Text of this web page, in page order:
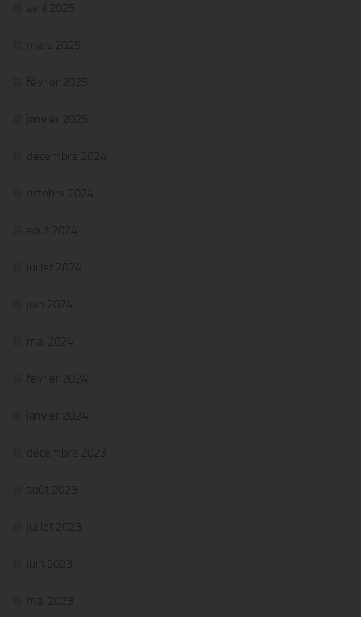
avril 2025
mars 2025
février 2025
janvier 2025
décembre 2024
octobre 2024
août 2024
juillet 2024
juin 2024
mai 2024
février 2024
janvier 2024
décembre 2023
août 2023
juillet 2023
juin 2023
mai 2023